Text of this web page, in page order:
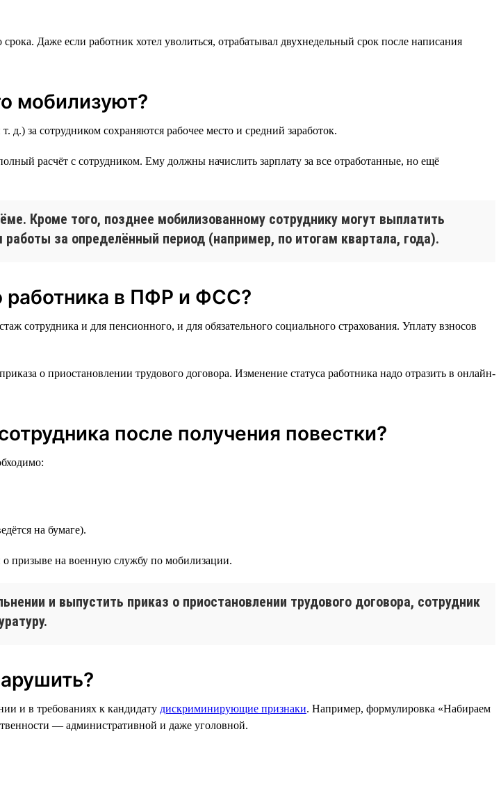
Даже если работник хотел уволиться, отрабатывал двухнедельный срок после написания
мобилизуют?
за сотрудником сохраняются рабочее место и средний заработок.
расчёт с сотрудником. Ему должны начислить зарплату за все отработанные, но ещё
Кроме того, позднее мобилизованному сотруднику могут выплатить
за определённый период (например, по итогам квартала, года).
работника в ПФР и ФСС?
сотрудника и для пенсионного, и для обязательного социального страхования. Уплату взносов
о приостановлении трудового договора. Изменение статуса работника надо отразить в онлайн-
после получения повестки?
на бумаге).
о призыве на военную службу по мобилизации.
и выпустить приказ о приостановлении трудового договора, сотрудник
и в требованиях к кандидату дискриминирующие признаки. Например, формулировка «Набираем
— административной и даже уголовной.